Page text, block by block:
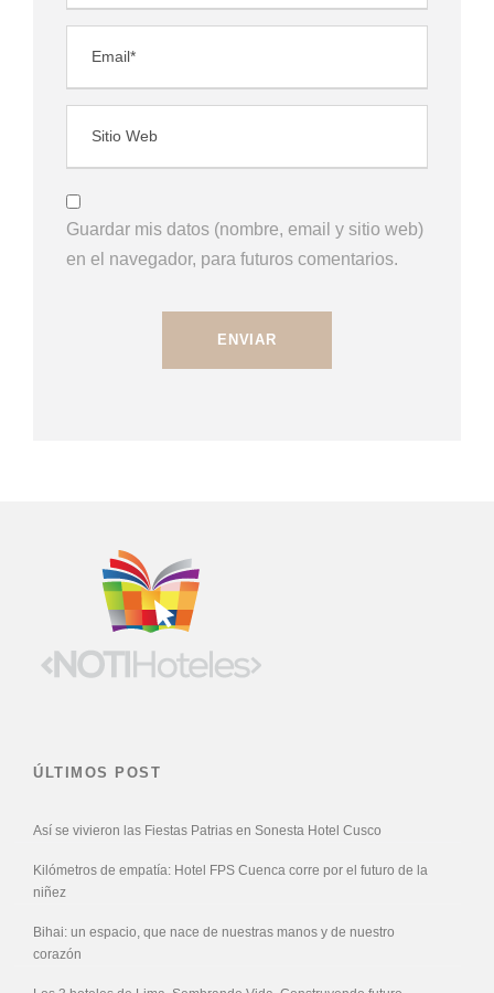
Guardar mis datos (nombre, email y sitio web)
en el navegador, para futuros comentarios.
ÚLTIMOS POST
Así se vivieron las Fiestas Patrias en Sonesta Hotel Cusco
Kilómetros de empatía: Hotel FPS Cuenca corre por el futuro de la
niñez
Bihai: un espacio, que nace de nuestras manos y de nuestro
corazón